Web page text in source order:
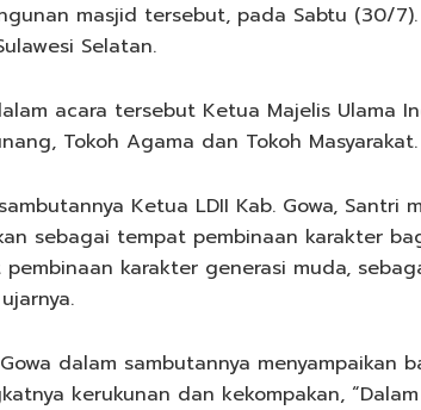
masjid tersebut, pada Sabtu (30/
Selatan.
acara tersebut Ketua Majelis Ulama
Tokoh Agama dan Tokoh Masyarakat.
Ketua LDII Kab. Gowa,
sebagai tempat pembinaan karakter
karakter generasi muda,
dalam sambutannya
kerukunan dan kekompakan,